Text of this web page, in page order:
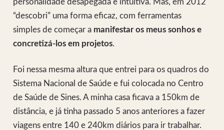
personalidade desapegada e intuitiva. Mas, em 2012
“descobri” uma forma eficaz, com ferramentas
simples de começar a manifestar os meus sonhos e
concretizá-los em projetos.
Foi nessa mesma altura que entrei para os quadros do
Sistema Nacional de Saúde e fui colocada no Centro
de Saúde de Sines. A minha casa ficava a 150km de
distância, e já tinha passado 5 anos anteriores a fazer
viagens entre 140 e 240km diários para ir trabalhar.